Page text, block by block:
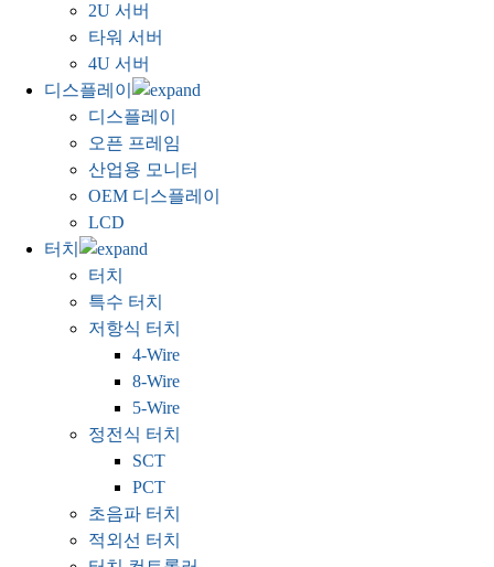
2U 서버
타워 서버
4U 서버
디스플레이
디스플레이
오픈 프레임
산업용 모니터
OEM 디스플레이
LCD
터치
터치
특수 터치
저항식 터치
4-Wire
8-Wire
5-Wire
정전식 터치
SCT
PCT
초음파 터치
적외선 터치